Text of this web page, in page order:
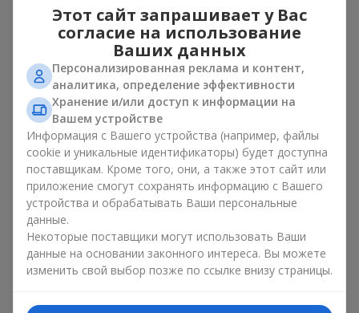
выглядит как изысканный романтический жест;
для женщины на работе– сдержанное и элегантное
на день рождения– цветы в виде букета из
тюльпанов и ирисов добавляют праздника и
свежести.
В каждом случае композиция из нежных бутонов
тюльпанов и ирисов подчеркивает заботу и внимание к
деталям.
Психология цветов в букетах
из тюльпанов и ирисов
Цвета в весенней флористике имеют большое значение.
Голубо-желтые оттенки в композиции символизируют
классическое сочетание контрастных цветов вбукетеиз
Этот сайт запрашивает у Вас
согласие на использование
Ваших данных
Персонализированная реклама и контент,
аналитика, определение эффективности
Хранение и/или доступ к информации на
Вашем устройстве
Информация с Вашего устройства (например, файлы
cookie и уникальные идентификаторы) будет доступна
поставщикам. Кроме того, они, а также этот сайт или
приложение смогут сохранять информацию с Вашего
устройства и обрабатывать Ваши персональные
данные.
Некоторые поставщики могут использовать Ваши
данные на основании законного интереса. Вы можете
изменить свой выбор позже по ссылке внизу страницы.